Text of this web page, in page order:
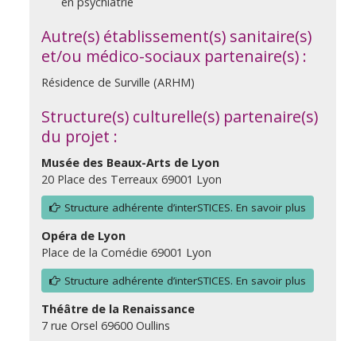
Autre(s) établissement(s) sanitaire(s)
et/ou médico-sociaux partenaire(s) :
Résidence de Surville (ARHM)
Structure(s) culturelle(s) partenaire(s)
du projet :
Musée des Beaux-Arts de Lyon
20 Place des Terreaux 69001 Lyon
Structure adhérente d’interSTICES. En savoir plus
Opéra de Lyon
Place de la Comédie 69001 Lyon
Structure adhérente d’interSTICES. En savoir plus
Théâtre de la Renaissance
7 rue Orsel 69600 Oullins